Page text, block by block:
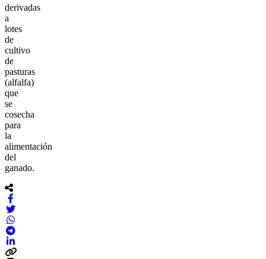
derivadas
a
lotes
de
cultivo
de
pasturas
(alfalfa)
que
se
cosecha
para
la
alimentación
del
ganado.